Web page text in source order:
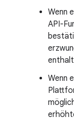
Wenn
API-
Wenn